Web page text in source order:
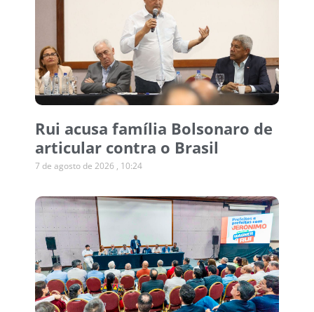
Rui acusa família Bolsonaro de
articular contra o Brasil
7 de agosto de 2026 10:24